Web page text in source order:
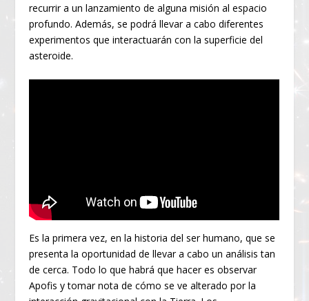
recurrir a un lanzamiento de alguna misión al espacio
profundo. Además, se podrá llevar a cabo diferentes
experimentos que interactuarán con la superficie del
asteroide.
Es la primera vez, en la historia del ser humano, que se
presenta la oportunidad de llevar a cabo un análisis tan
de cerca. Todo lo que habrá que hacer es observar
Apofis y tomar nota de cómo se ve alterado por la